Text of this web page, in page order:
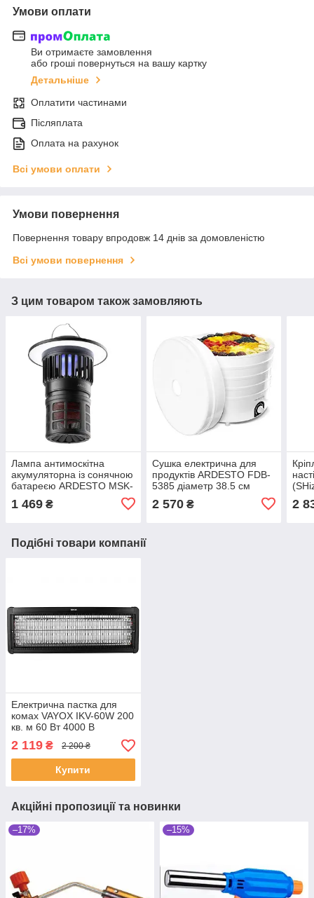
Умови оплати
Ви отримаєте замовлення
або гроші повернуться на вашу картку
Детальніше
Оплатити частинами
Післяплата
Оплата на рахунок
Всі умови оплати
Умови повернення
Повернення товару впродовж 14 днів за домовленістю
Всі умови повернення
З цим товаром також замовляють
Лампа антимоскітна
акумуляторна із сонячною
батареєю ARDESTO MSK-
SB3555 Black (SHiz15504)
1 469 ₴
Сушка електрична для
продуктів ARDESTO FDB-
5385 діаметр 38.5 см
520Вт White (SHiz15496)
2 570₴ 2
Подібні товари компанії
Електрична пастка для
комах VAYOX IKV-60W 200
кв. м 60 Вт 4000 В
(SHiz16841)
2 119 ₴ 2 200 ₴
Купити
Акційні пропозиції та новинки
–17% –15%